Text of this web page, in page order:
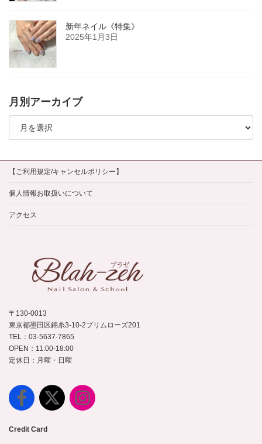
新年ネイル《特集》
2025年1月3日
月別アーカイブ
月
イ
ブ
【ご利用規定/キャンセルポリシー】
個人情報お取扱いについて
アクセス
〒130-0013
東京都墨田区錦糸3-10-2プリムローズ201
TEL：03-5637-7865
OPEN：11:00-18:00
定休日：月曜・日曜
Credit Card